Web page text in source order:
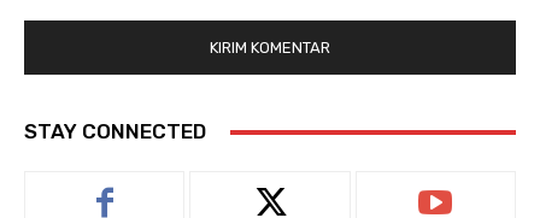
STAY CONNECTED